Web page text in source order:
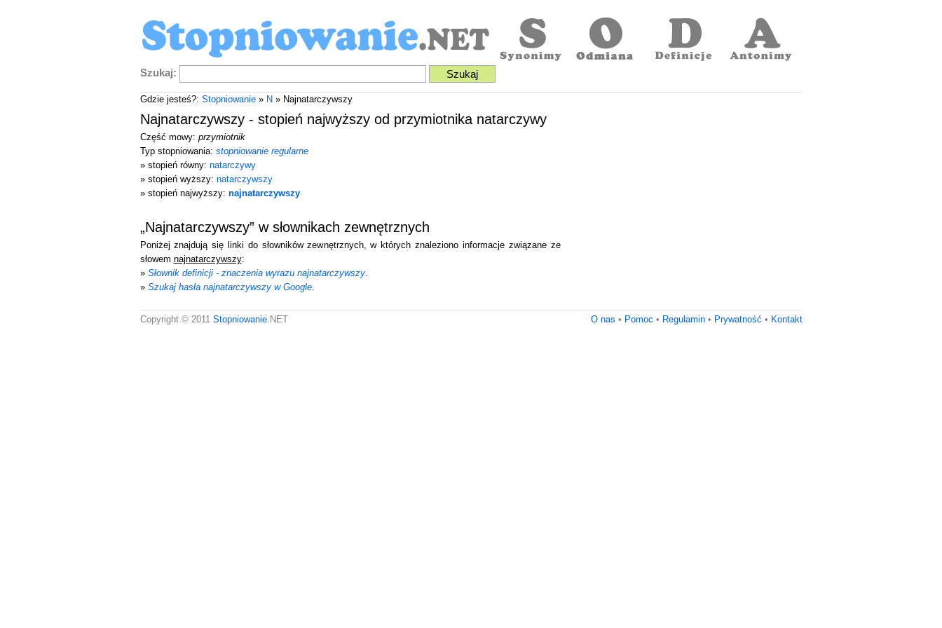
Szukaj:
Gdzie jesteś?: Stopniowanie» N » Najnatarczywszy
Najnatarczywszy - stopień najwyższy od przymiotnika natarczywy
Część mowy: przymiotnik
Typ stopniowania: stopniowanie regularne
» stopień równy: natarczywy
» stopień wyższy: natarczywszy
» stopień najwyższy: najnatarczywszy
„Najnatarczywszy” w słownikach zewnętrznych
Poniżej znajdują się linki do słowników zewnętrznych, w których znaleziono informacje związane ze
słowem najnatarczywszy:
» Słownik definicji - znaczenia wyrazu najnatarczywszy.
» Szukaj hasła najnatarczywszy w Google.
O nas • Pomoc • Regulamin• Prywatność • Kontakt
Copyright © 2011 Stopniowanie.NET